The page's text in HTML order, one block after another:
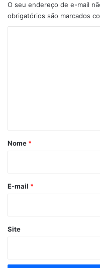
O seu endereço de e-mail
obrigatórios são marcados
r
Nome *
E-mail *
Site